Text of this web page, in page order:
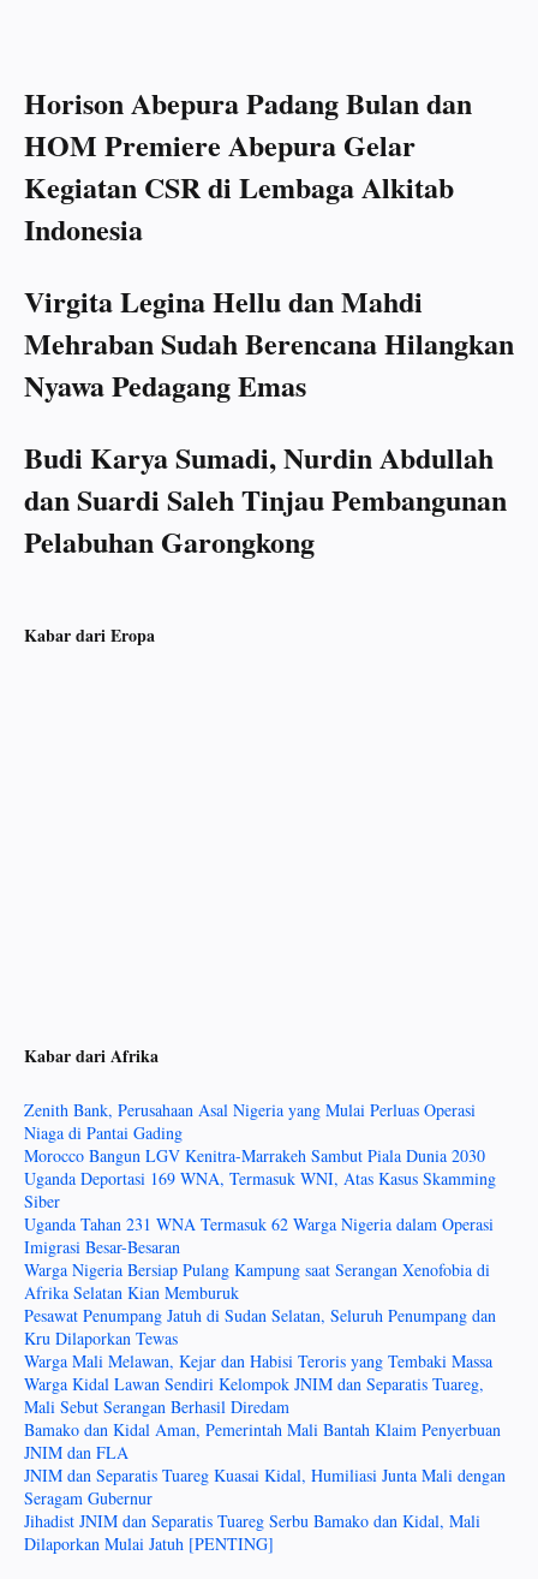
Horison Abepura Padang Bulan dan
HOM Premiere Abepura Gelar
Kegiatan CSR di Lembaga Alkitab
Indonesia
Virgita Legina Hellu dan Mahdi
Mehraban Sudah Berencana Hilangkan
Nyawa Pedagang Emas
Budi Karya Sumadi, Nurdin Abdullah
dan Suardi Saleh Tinjau Pembangunan
Pelabuhan Garongkong
Kabar dari Eropa
Kabar dari Afrika
Zenith Bank, Perusahaan Asal Nigeria yang Mulai Perluas Operasi
Niaga di Pantai Gading
Morocco Bangun LGV Kenitra-Marrakeh Sambut Piala Dunia 2030
Uganda Deportasi 169 WNA, Termasuk WNI, Atas Kasus Skamming
Siber
Uganda Tahan 231 WNA Termasuk 62 Warga Nigeria dalam Operasi
Imigrasi Besar-Besaran
Warga Nigeria Bersiap Pulang Kampung saat Serangan Xenofobia di
Afrika Selatan Kian Memburuk
Pesawat Penumpang Jatuh di Sudan Selatan, Seluruh Penumpang dan
Kru Dilaporkan Tewas
Warga Mali Melawan, Kejar dan Habisi Teroris yang Tembaki Massa
Warga Kidal Lawan Sendiri Kelompok JNIM dan Separatis Tuareg,
Mali Sebut Serangan Berhasil Diredam
Bamako dan Kidal Aman, Pemerintah Mali Bantah Klaim Penyerbuan
JNIM dan FLA
JNIM dan Separatis Tuareg Kuasai Kidal, Humiliasi Junta Mali dengan
Seragam Gubernur
Jihadist JNIM dan Separatis Tuareg Serbu Bamako dan Kidal, Mali
Dilaporkan Mulai Jatuh [PENTING]